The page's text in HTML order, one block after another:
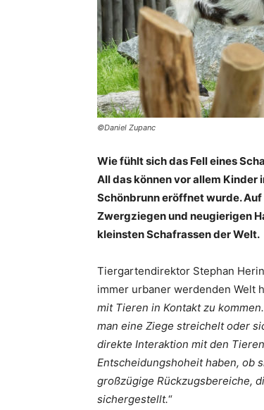
©Daniel Zupanc
Wie fühlt sich das Fell eines
All das können vor allem
Schönbrunn eröffnet wurde.
Zwergziegen und neugierigen
kleinsten Schafrassen der Welt.
Tiergartendirektor Stephan
immer urbaner werdenden Welt
mit Tieren in Kontakt zu
man eine Ziege streichelt oder
direkte Interaktion mit den
Entscheidungshoheit haben, ob
großzügige Rückzugsbereiche,
sichergestellt.“